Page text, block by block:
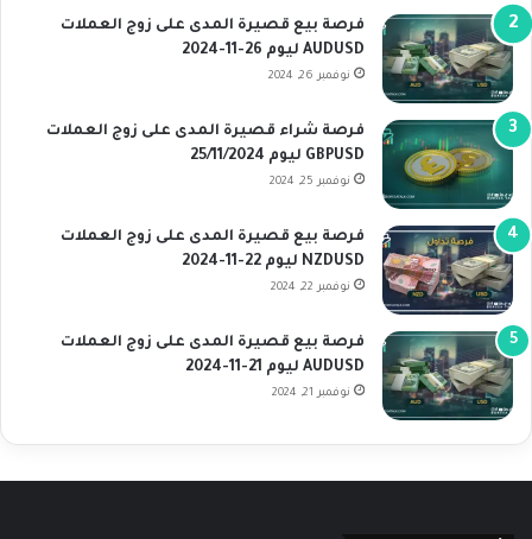
فرصة بيع قصيرة المدى على زوج العملات
AUDUSD ليوم 26-11-2024
نوفمبر 26, 2024
فرصة شراء قصيرة المدى على زوج العملات
GBPUSD ليوم 25/11/2024
نوفمبر 25, 2024
فرصة بيع قصيرة المدى على زوج العملات
NZDUSD ليوم 22-11-2024
نوفمبر 22, 2024
فرصة بيع قصيرة المدى على زوج العملات
AUDUSD ليوم 21-11-2024
نوفمبر 21, 2024